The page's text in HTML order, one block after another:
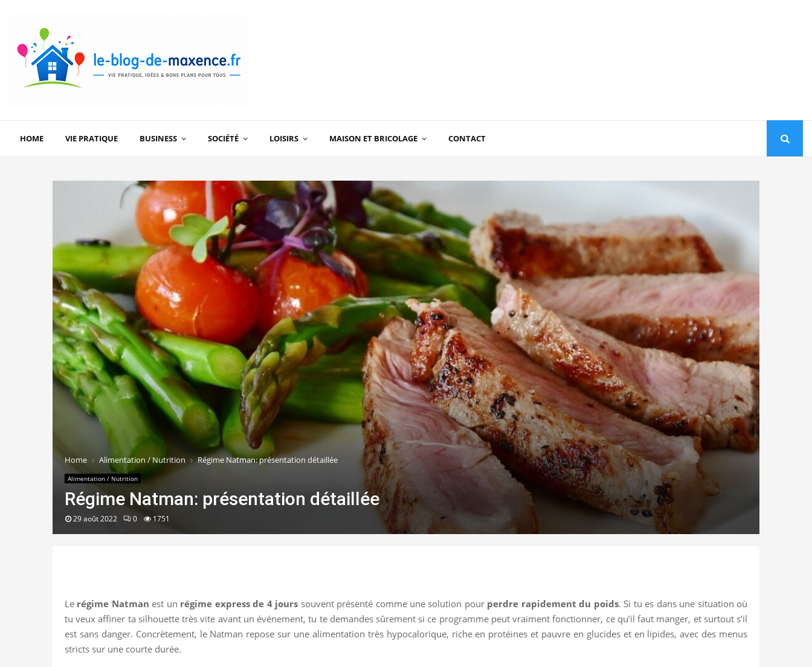
HOME VIE PRATIQUE BUSINESS SOCIÉTÉ LOISIRS MAISON ET BRICOLAGE CONTACT
Home Alimentation / Nutrition Régime Natman: présentation détaillée
Alimentation / Nutrition
Régime Natman: présentation détaillée
29 août 2022 0 1751
Le régime Natman est un régime express de 4 jours souvent présenté comme une solution pour perdre rapidement du poids. Si tu es dans une situation où
tu veux affiner ta silhouette très vite avant un événement, tu te demandes sûrement si ce programme peut vraiment fonctionner, ce qu’il faut manger, et surtout s’il
est sans danger. Concrètement, le Natman repose sur une alimentation très hypocalorique, riche en protéines et pauvre en glucides et en lipides, avec des menus
stricts sur une courte durée.